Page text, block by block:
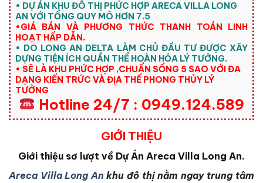
• DỰ ÁN KHU ĐÔ THỊ PHỨC HỢP ARECA VILLA LONG
AN VỚI TỔNG QUY MÔ HƠN 7.5
•GIÁ BÁN VÀ PHƯƠNG THỨC THANH TOÁN LINH
HOẠT HẤP DẪN.
• DO LONG AN DELTA LÀM CHỦ ĐẦU TƯ ĐƯỢC XÂY
DỰNG TIỆN ÍCH QUẦN THỂ HOÀN HỎA LÝ TƯỞNG.
• SẼ LÀ KHU PHỨC HỢP ,CHUẨN SỐNG 5 SAO VỚI ĐA
DẠNG KIẾN TRỨC VÀ ĐỊA THẾ PHONG THỦY LÝ
TƯỞNG
Hotline 24/7 : 0949.124.589
GIỚI THIỆU
Giới thiệu sơ lượt về Dự Án Areca Villa Long An.
Areca Villa Long An khu đô thị nằm ngay trung tâm